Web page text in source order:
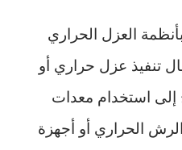
العزل الحراري
تنفيذ عزل حراري أو
إلى استخدام معدات
الحراري أو أجهزة